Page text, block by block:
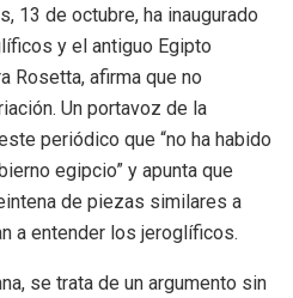
13 de octubre, ha inaugurado
y el antiguo Egipto
Rosetta, afirma que no
Un portavoz de la
periódico que “no ha habido
egipcio” y apunta que
de piezas similares a
a entender los jeroglíficos.
se trata de un argumento sin